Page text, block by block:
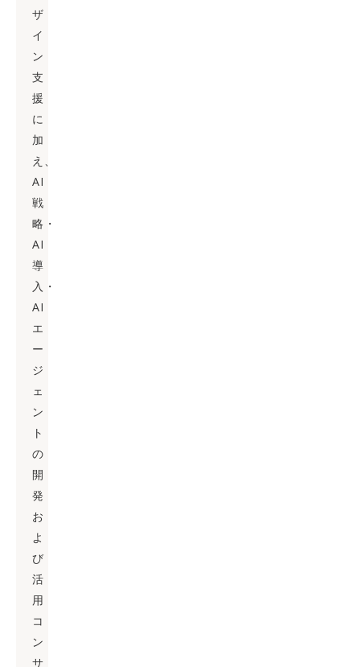
ザ
イ
ン
支
援
に
加
え、
AI
戦
略・
AI
導
入・
AI
エ
ー
ジ
ェ
ン
ト
の
開
発
お
よ
び
活
用
コ
ン
サ